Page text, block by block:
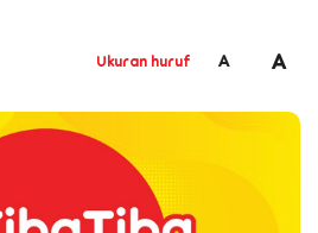
Ukuran huruf A A